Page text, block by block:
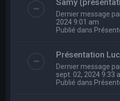
Dernier message
2024 9:01 am
Publié dans
Présentation
Dernier message
sept. 02, 2024 9:33
Publié dans